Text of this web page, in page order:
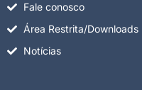
Fale conosco
Área Restrita/Downloads
Notícias